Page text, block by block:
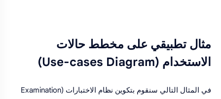
مثال تطبيقي على مخطط حالات
الاستخدام (Use-cases Diagram)
في المثال التالي سنقوم بتكوين نظام الاختبارات (Examination